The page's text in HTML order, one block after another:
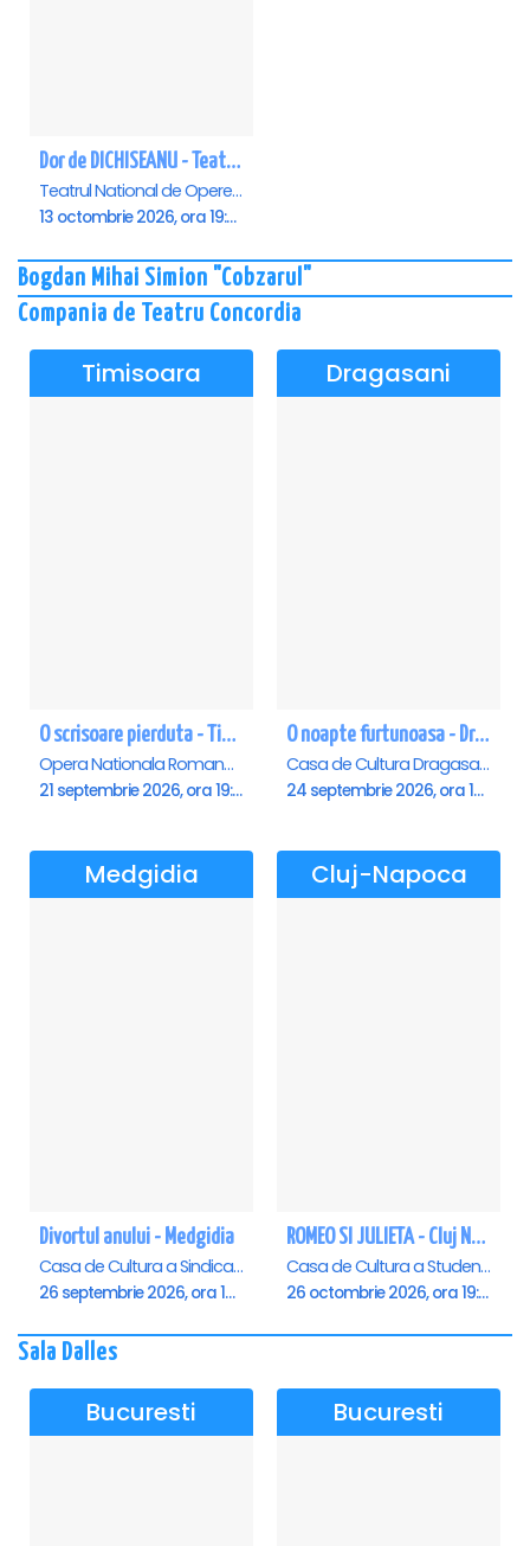
Dor de DICHISEANU - Teatrul Național de Operetă și Musical „Ion Dacian"
Teatrul National de Opereta si Musical Ion Dacian, Bucuresti
13 octombrie 2026, ora 19:00
Bogdan Mihai Simion "Cobzarul"
Compania de Teatru Concordia
Timisoara
O scrisoare pierduta - Timisoara
Opera Nationala Romana , Timisoara
21 septembrie 2026, ora 19:00
Dragasani
O noapte furtunoasa - Dragasani
Casa de Cultura Dragasani, Dragasani
24 septembrie 2026, ora 19:00
Medgidia
Divortul anului - Medgidia
Casa de Cultura a Sindicatelor Lucian Grigorescu, Medgidia
26 septembrie 2026, ora 19:00
Cluj-Napoca
ROMEO SI JULIETA - Cluj Napoca
Casa de Cultura a Studentilor Dumitru Farcas, Cluj-Napoca
26 octombrie 2026, ora 19:00
Sala Dalles
Bucuresti Bucuresti